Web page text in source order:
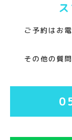
ご予約はお
その他の質